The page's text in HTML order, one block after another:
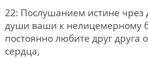
22: Послушанием истине чрез
души ваши к нелицемерному
постоянно любите друг друга
сердца,